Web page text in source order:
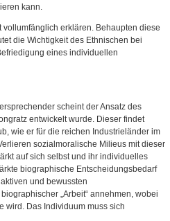
kann.
erklären. Behaupten diese
die Wichtigkeit des Ethnischen bei
eines individuellen
scheint der Ansatz des
entwickelt wurde. Dieser findet
wie er für die reichen Industrieländer im
sozialmoralische Milieus mit dieser
auf sich selbst und ihr individuelles
biographische Entscheidungsbedarf
und bewussten
„Arbeit“ annehmen, wobei
wird. Das Individuum muss sich